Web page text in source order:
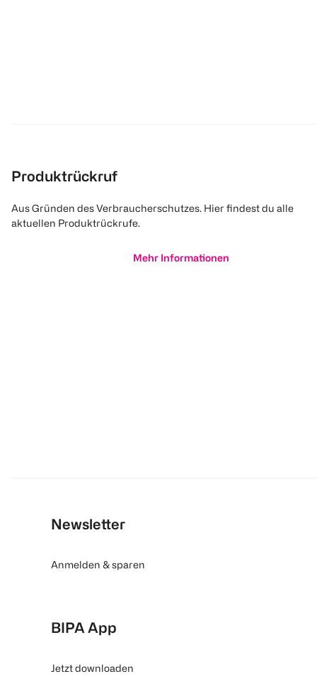
Produktrückruf
Aus Gründen des Verbraucherschutzes. Hier findest du alle
aktuellen Produktrückrufe.
Mehr Informationen
Newsletter
Anmelden & sparen
BIPA App
Jetzt downloaden